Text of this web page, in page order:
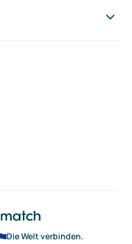
Die Welt verbinden.